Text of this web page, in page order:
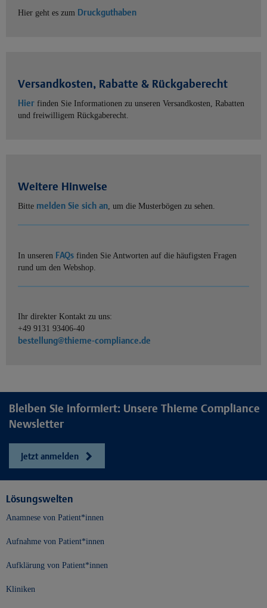
Hier geht es zum Druckguthaben
Versandkosten, Rabatte & Rückgaberecht
Hier finden Sie Informationen zu unseren Versandkosten, Rabatten
und freiwilligem Rückgaberecht.
Weitere Hinweise
Bitte melden Sie sich an, um die Musterbögen zu sehen.
In unseren FAQs finden Sie Antworten auf die häufigsten Fragen
rund um den Webshop.
Ihr direkter Kontakt zu uns:
+49 9131 93406-40
bestellung@thieme-compliance.de
Bleiben Sie informiert: Unsere Thieme Compliance
Newsletter
Jetzt anmelden
Lösungswelten
Anamnese von Patient*innen
Aufnahme von Patient*innen
Aufklärung von Patient*innen
Kliniken